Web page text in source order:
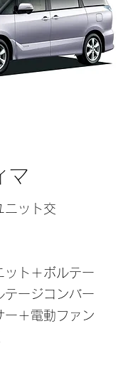
マ
ニット交
ット＋ボルテー
テージコンバー
ー＋電動ファン